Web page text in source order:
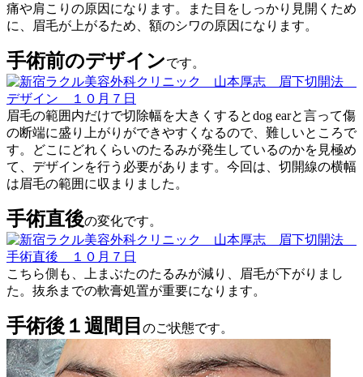
痛や肩こりの原因になります。また目をしっかり見開くため
に、眉毛が上がるため、額のシワの原因になります。
手術前のデザインです。
眉毛の範囲内だけで切除幅を大きくするとdog earと言って傷
の断端に盛り上がりができやすくなるので、難しいところで
す。どこにどれくらいのたるみが発生しているのかを見極め
て、デザインを行う必要があります。今回は、切開線の横幅
は眉毛の範囲に収まりました。
手術直後の変化です。
こちら側も、上まぶたのたるみが減り、眉毛が下がりまし
た。抜糸までの軟膏処置が重要になります。
手術後１週間目 のご状態です。